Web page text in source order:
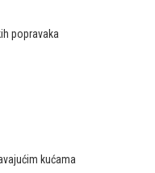
popravaka
kućama